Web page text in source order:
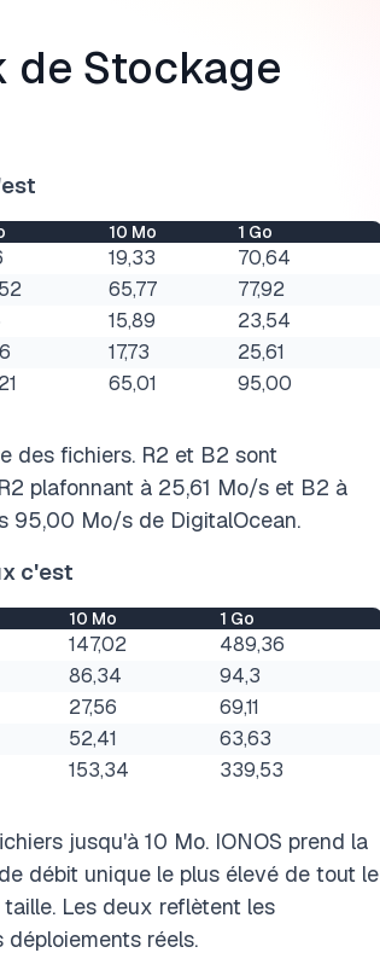
de Stockage
10 Mo 1 Go
19,33
70,64
65,77
77,92
15,89
23,54
17,73
25,61
65,01 95,00
des fichiers. R2 et B2 sont
plafonnant à 25,61 Mo/s et B2 à
95,00 Mo/s de DigitalOcean.
c'est
10 Mo 1 Go
147,02
489,36
86,34
94,3
27,56
69,11
52,41
63,63
153,34
339,53
jusqu'à 10 Mo. IONOS prend la
débit unique le plus élevé de tout le
Les deux reflètent les
réels.